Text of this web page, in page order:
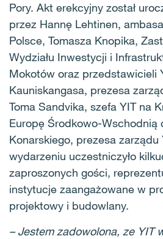
Pory. Akt erekcyjny został
przez Hannę Lehtinen,
Polsce, Tomasza Knopika,
Wydziału Inwestycji i
Mokotów oraz przedstawicieli
Kauniskangasa, prezesa
Toma Sandvika, szefa YIT na
Europę Środkowo-Wschodnią
Konarskiego, prezesa zarządu
wydarzeniu uczestniczyło
zaproszonych gości,
instytucje zaangażowane w
projektowy i budowlany.
– Jestem zadowolona, ze YIT